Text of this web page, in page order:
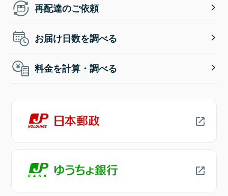
再配達のご依頼
お届け日数を調べる
料金を計算・調べる